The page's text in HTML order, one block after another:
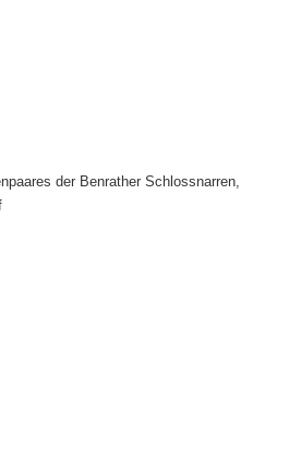
der Benrather Schlossnarren,